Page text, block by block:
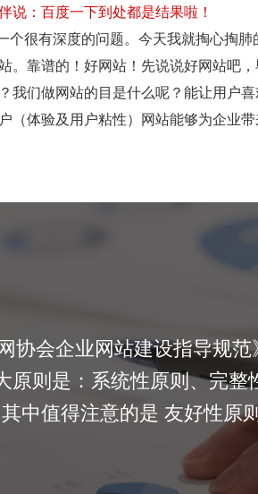
说：百度一下到处都是结果啦！
很有深度的问题。今天我就掏心掏
。靠谱的！好网站！先说说好网站吧，
我们做网站的目是什么呢？能让用户喜
（体验及用户粘性）网站能够为企业
网协会企业网站建设指导规
原则是：系统性原则、完
中值得注意的是 友好性原